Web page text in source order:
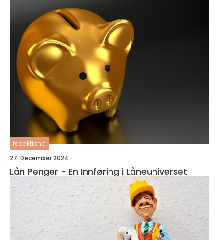
redaktionel
27. December 2024
Lån Penger - En Innføring i Låneuniverset